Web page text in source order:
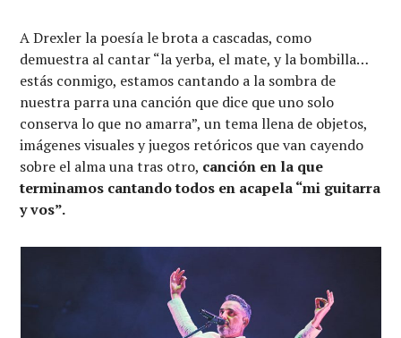
A Drexler la poesía le brota a cascadas, como
demuestra al cantar “la yerba, el mate, y la bombilla…
estás conmigo, estamos cantando a la sombra de
nuestra parra una canción que dice que uno solo
conserva lo que no amarra”, un tema llena de objetos,
imágenes visuales y juegos retóricos que van cayendo
sobre el alma una tras otro, canción en la que
terminamos cantando todos en acapela “mi guitarra
y vos”.